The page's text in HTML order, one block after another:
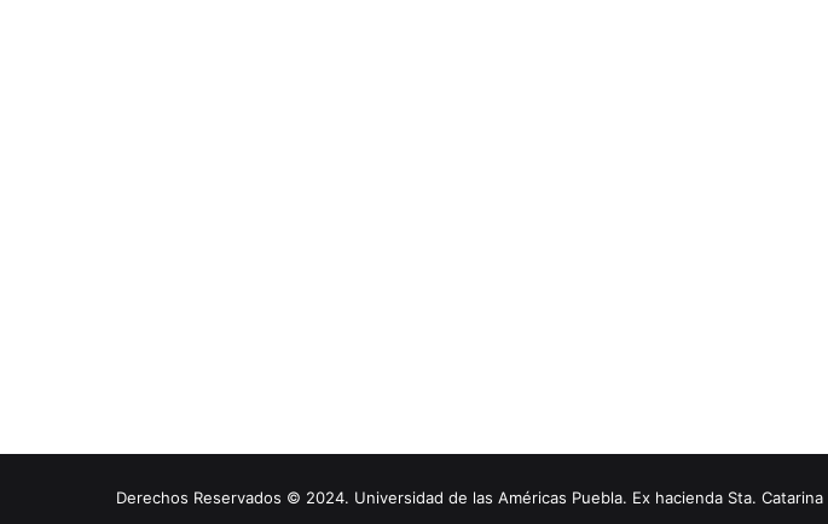
Derechos Reservados © 2024. Universidad de las Américas Puebla. Ex hacienda Sta.